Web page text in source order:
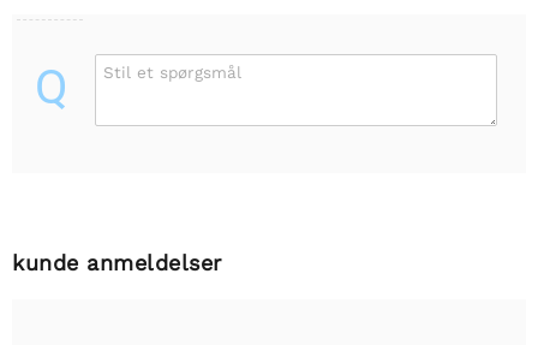
Q Stil et spørgsmål
kunde anmeldelser